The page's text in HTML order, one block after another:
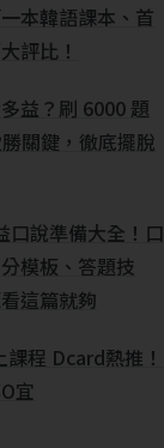
本韓語課本、首
評比！
益？刷 6000 題
關鍵，徹底擺脫
口說準備大全！口
模板、答題技
這篇就夠
程 Dcard熱推！
宜